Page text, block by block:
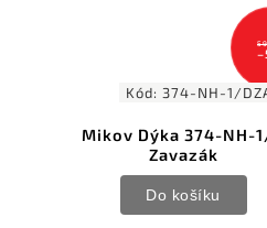
Kód:
Tops Lil Chete
1095HC Canvas
01
Do košíku